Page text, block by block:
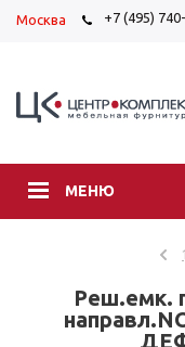
Москва +7 (495)
МЕНЮ
Реш.емк.